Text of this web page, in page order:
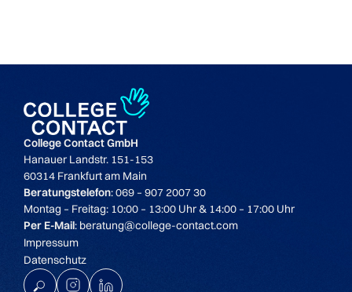
College Contact GmbH
Hanauer Landstr. 151-153
60314 Frankfurt am Main
Beratungstelefon: 069 – 907 2007 30
Montag – Freitag: 10:00 – 13:00 Uhr & 14:00 – 17:00 Uhr
Per E-Mail: beratung@college-contact.com
Impressum
Datenschutz